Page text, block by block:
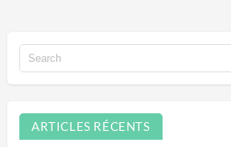
ARTICLES RÉCENTS